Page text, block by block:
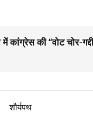
की ‘‘वोट चोर-
शौर्यपथ